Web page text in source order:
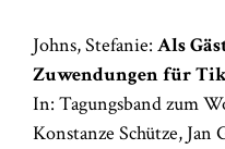
Johns, Stefanie: Als
Zuwendungen für
In: Tagungsband zum
Konstanze Schütze,